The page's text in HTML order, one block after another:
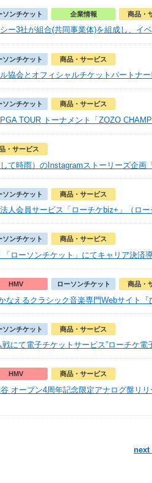
ソンチケット 企業情報 商品・
ー3社が組合(共同事業体)を組成し、イ
ソンチケット 商品・サービス
協会とオフィシャルチケットパートナ
ソンチケット 商品・サービス
TOUR トーナメント「ZOZO
・サービス
て時雨）のInstagramストーリーズ企画
ソンチケット 商品・サービス
人会員サービス「ローチケbiz+」（ロ
ソンチケット 商品・サービス
ローソンチケット」にてキャリア決済
HMV ローソンチケット 商品・
なえるクラシック音楽専門Webサイト
ソンチケット 商品・サービス
戦にて電子チケットサービス”ローチケ
HMV 商品・サービス
オープン4周年記念限定アナログ盤リ
next